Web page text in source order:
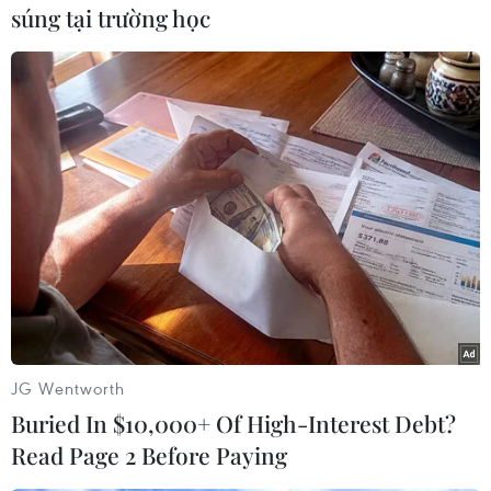
(Paris), vở múa này đã vấp phải một làn sóng
chỉ trích khá dữdội, tạo nên một "scandal" trong
giới nghệ thuật Phương Tây lúc bấy giờ vìđã đi
ngược lại với toàn bộ những khuôn mẫu về
nghệ thuật múa ballet trước đó.
Từkinh nghiệm trong hai vở ballet trước của
mình là"L'oiseau de feu"(Con chimlửa) và
"Petrouchka,"Stravinsky đã tiếp tục đào sâu
khám phá và áp dụng vào vở "Nghi lễ mùa Xuân."
Trong đêm biểu diễn đó có mặt hai nhà soạn
nhạc nổi tiếng làClaude Debussy và Maurice
Ravel, ngoài ra cũng có nhiều tri thức góp mặt.
Tuyrằng những người này đã bị cuốn hút bởi
súng tại trường học
JG Wentworth
Buried In $10,000+ Of High-Interest Debt?
Read Page 2 Before Paying